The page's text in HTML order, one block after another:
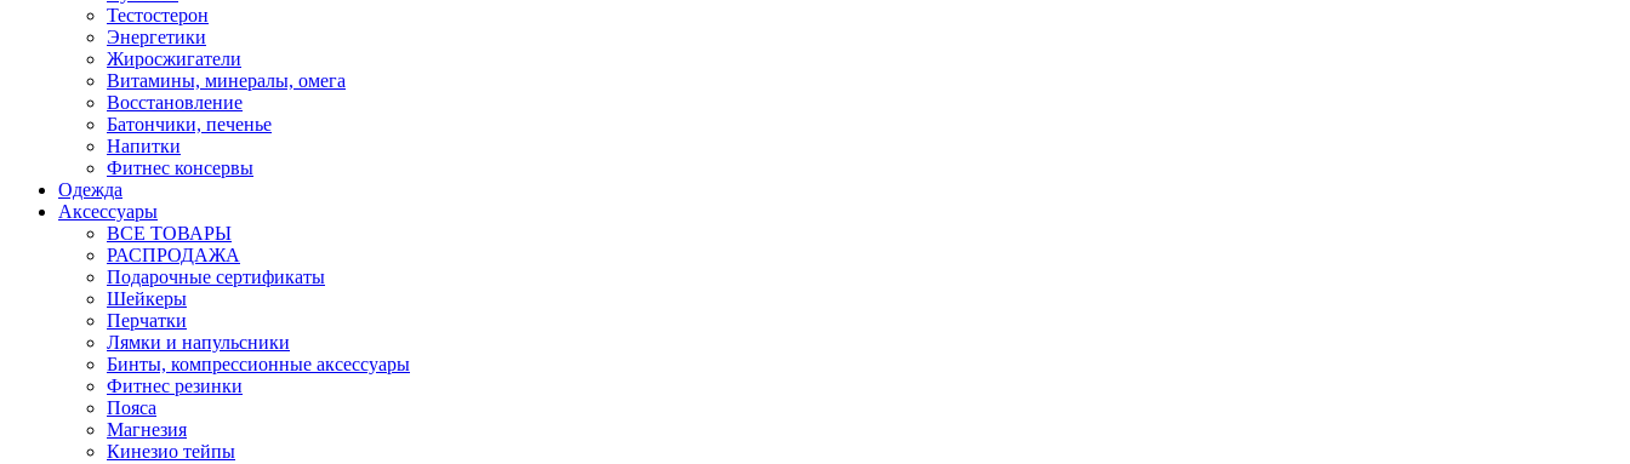
Тестостерон
Энергетики
Жиросжигатели
Витамины, минералы, омега
Восстановление
Батончики, печенье
Напитки
Фитнес консервы
Одежда
Аксессуары
ВСЕ ТОВАРЫ
РАСПРОДАЖА
Подарочные сертификаты
Шейкеры
Перчатки
Лямки и напульсники
Бинты, компрессионные аксессуары
Фитнес резинки
Пояса
Магнезия
Кинезио тейпы